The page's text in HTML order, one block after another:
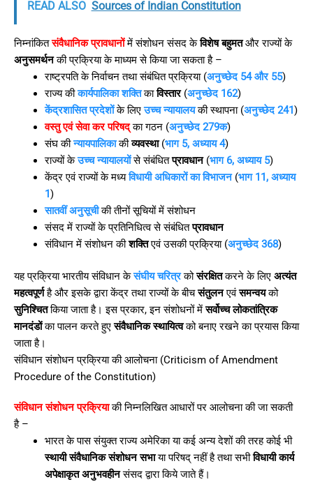
READ ALSO Sources of Indian Constitution
निम्नांकितसंवैधानिक प्रावधानोंमें संशोधन संसद केविशेष बहुमतऔर राज्यों के
अनुसमर्थनकी प्रक्रिया के माध्यम से किया जा सकता है –
राष्ट्रपति के निर्वाचन तथा संबंधित प्रक्रिया (अनुच्छेद 54 और 55)
राज्य कीकार्यपालिका शक्तिकाविस्तार(अनुच्छेद 162)
केंद्रशासित प्रदेशोंके लिएउच्च न्यायालयकी स्थापना (अनुच्छेद 241)
वस्तु एवं सेवा कर परिषद्का गठन (अनुच्छेद 279क)
संघ कीन्यायपालिकाकीव्यवस्था(भाग 5, अध्याय 4)
राज्यों केउच्च न्यायालयोंसे संबंधितप्रावधान(भाग 6, अध्याय 5)
केंद्र एवं राज्यों के मध्यविधायी अधिकारों का विभाजन(भाग 11, अध्याय
1)
सातवीं अनुसूचीकी तीनों सूचियों में संशोधन
संसद में राज्यों के प्रतिनिधित्व से संबंधितप्रावधान
संविधान में संशोधन कीशक्तिएवं उसकी प्रक्रिया (अनुच्छेद 368)
यह प्रक्रिया भारतीय संविधान केसंघीय चरित्रकोसंरक्षितकरने के लिए अत्यंत
महत्वपूर्णहै और इसके द्वारा केंद्र तथा राज्यों के बीचसंतुलनएवंसमन्वयको
सुनिश्चितकिया जाता है। इस प्रकार, इन संशोधनों मेंसर्वोच्च लोकतांत्रिक
मानदंडोंका पालन करते हुएसंवैधानिक स्थायित्वको बनाए रखने का प्रयास किया
जाता है।
संविधान संशोधन प्रक्रिया की आलोचना (Criticism of Amendment
Procedure of the Constitution)
संविधान संशोधन प्रक्रियाकी निम्नलिखित आधारों पर आलोचना की जा सकती
है –
भारत के पास संयुक्त राज्य अमेरिका या कई अन्य देशों की तरह कोई भी
स्थायी संवैधानिक संशोधन सभाया परिषद् नहीं है तथा सभीविधायी कार्य
अपेक्षाकृत अनुभवहीनसंसद द्वारा किये जाते हैं।